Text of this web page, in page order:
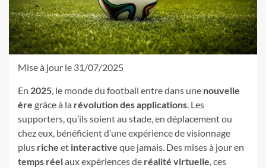
Mise à jour le 31/07/2025
En 2025, le monde du football entre dans une nouvelle
ère grâce à la révolution des applications. Les
supporters, qu’ils soient au stade, en déplacement ou
chez eux, bénéficient d’une expérience de visionnage
plus riche et interactive que jamais. Des mises à jour en
temps réelaux expériences de réalité virtuelle, ces